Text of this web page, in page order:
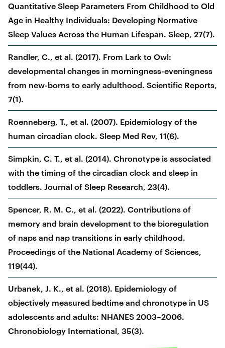
Quantitative Sleep Parameters From Childhood to Old
Age in Healthy Individuals: Developing Normative
Sleep Values Across the Human Lifespan. Sleep, 27(7).
Randler, C., et al. (2017). From Lark to Owl:
developmental changes in morningness-eveningness
from new-borns to early adulthood. Scientific Reports,
7(1).
Roenneberg, T., et al. (2007). Epidemiology of the
human circadian clock. Sleep Med Rev, 11(6).
Simpkin, C. T., et al. (2014). Chronotype is associated
with the timing of the circadian clock and sleep in
toddlers. Journal of Sleep Research, 23(4).
Spencer, R. M. C., et al. (2022). Contributions of
memory and brain development to the bioregulation
of naps and nap transitions in early childhood.
Proceedings of the National Academy of Sciences,
119(44).
Urbanek, J. K., et al. (2018). Epidemiology of
objectively measured bedtime and chronotype in US
adolescents and adults: NHANES 2003–2006.
Chronobiology International, 35(3).